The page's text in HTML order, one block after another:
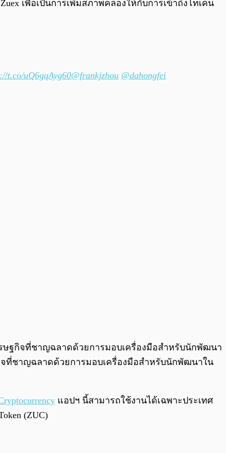
เพื่อเป็นการเพิ่มสภาพคล่องให้กับการเข้าถึงโทเคน
t.co/uQ6gqAyg60@frankjzhou @dahongfei
รษฐกิจที่ชาญฉลาดด้วยการมอบเครื่องมือสำหรับนักพัฒนา
จที่ชาญฉลาดด้วยการมอบเครื่องมือสำหรับนักพัฒนาใน
แอปฯ นี้สามารถใช้งานได้เฉพาะประเทศ
(ZUC)